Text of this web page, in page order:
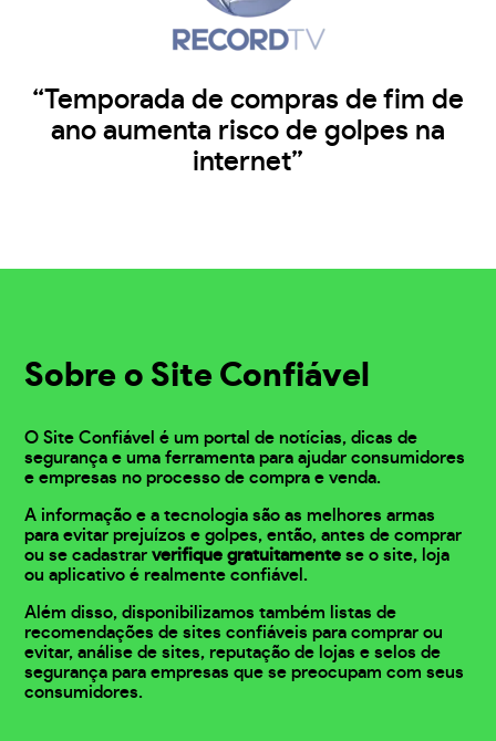
“Temporada de compras de fim de
ano aumenta risco de golpes na
internet”
Sobre o Site Confiável
O Site Confiável é um portal de notícias, dicas de
segurança e uma ferramenta para ajudar consumidores
e empresas no processo de compra e venda.
A informação e a tecnologia são as melhores armas
para evitar prejuízos e golpes, então, antes de comprar
ou se cadastrarverifique gratuitamente se o site, loja
ou aplicativo é realmente confiável.
Além disso, disponibilizamos também listas de
recomendações de sites confiáveis para comprar ou
evitar, análise de sites, reputação de lojas e selos de
segurança para empresas que se preocupam com seus
consumidores.